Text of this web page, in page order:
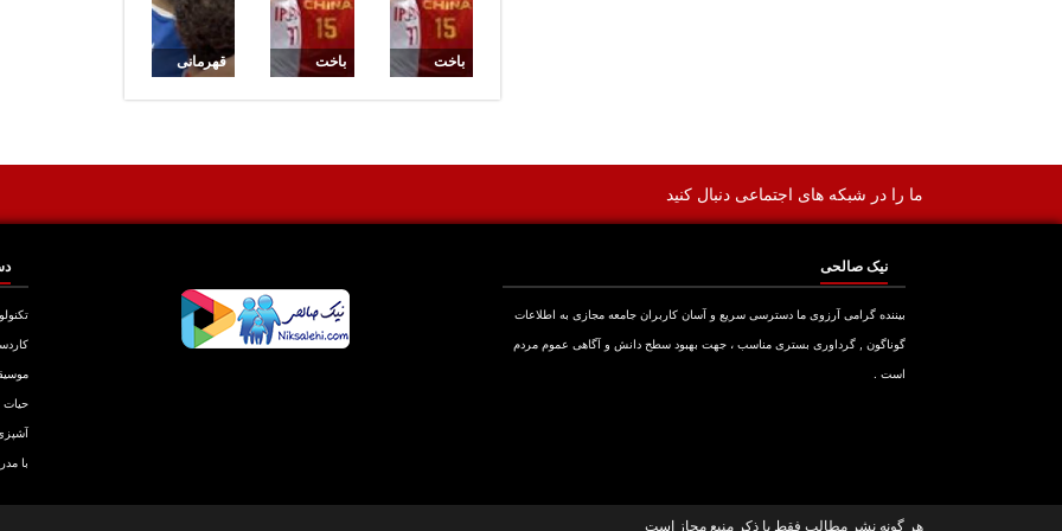
باخت
باخت
قهرمانی
جاکارتا
ما را در شبکه های اجتماعی دنبال کنید
نیک صالحی
بیننده گرامی آرزوی ما دسترسی سریع و آسان کاربران جامعه مجازی به اطلاعات
گوناگون , گرداوری بستری مناسب ، جهت بهبود سطح دانش و آگاهی عموم مردم
است .
با
هر گونه نشر مطالب فقط با ذکر منبع مجاز است